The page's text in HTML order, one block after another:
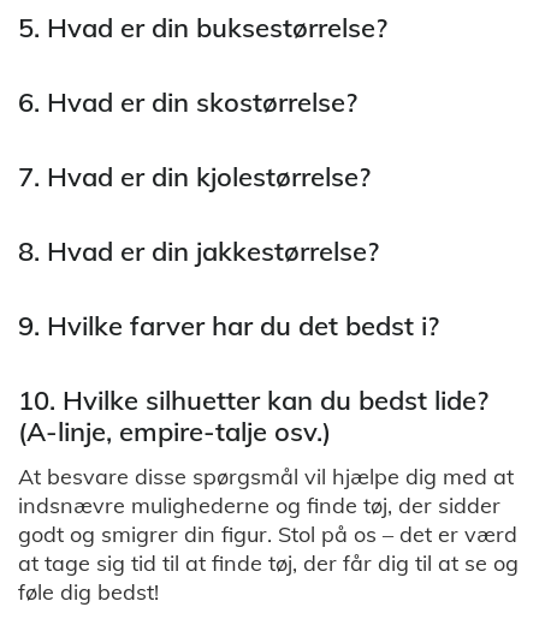
5. Hvad er din buksestørrelse?
6. Hvad er din skostørrelse?
7. Hvad er din kjolestørrelse?
8. Hvad er din jakkestørrelse?
9. Hvilke farver har du det bedst i?
10. Hvilke silhuetter kan du bedst lide?
(A-linje, empire-talje osv.)
At besvare disse spørgsmål vil hjælpe dig med at
indsnævre mulighederne og finde tøj, der sidder
godt og smigrer din figur. Stol på os – det er værd
at tage sig tid til at finde tøj, der får dig til at se og
føle dig bedst!